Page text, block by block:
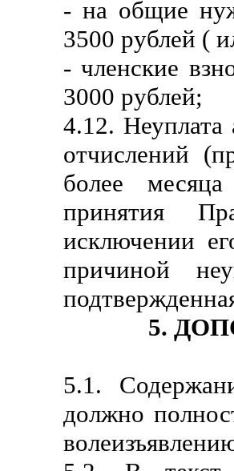
- на общие
3500 рублей (
- членские
3000 рублей;
4.12. Неуплата
отчислений
более
принятия
исключении
причиной
5.
5.1.
должно